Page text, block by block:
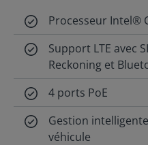
Processeur Intel®
Support LTE avec
Reckoning et
4 ports PoE
Gestion
véhicule